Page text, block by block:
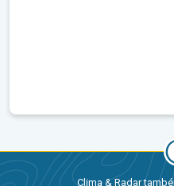
Clima & Radar